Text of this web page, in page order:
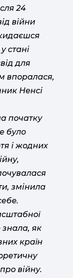
24
війни
стані
для
впоралася,
Ненсі
початку
було
і жодних
змінила
знала, як
країн
війну.